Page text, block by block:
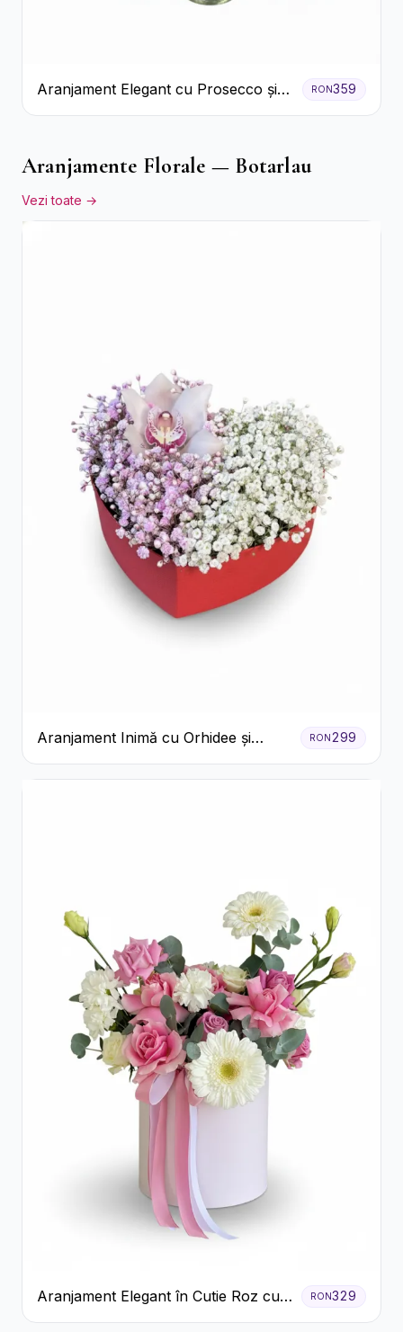
Aranjament Elegant cu Prosecco și
Flori Galbene.
RON359
Aranjamente Florale — Botarlau
Vezi toate →
Aranjament Inimă cu Orhidee și
Floarea Miresei
RON299
Aranjament Elegant în Cutie Roz cu
Trandafiri și Gerbera
RON329